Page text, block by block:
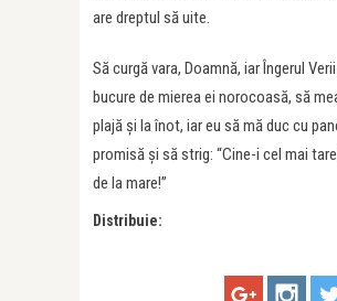
are dreptul să uite.
Să curgă vara, Doamnă, iar Îngerul
bucure de mierea ei norocoasă, să
plajă şi la înot, iar eu să mă duc cu
promisă şi să strig: “Cine-i cel mai
de la mare!”
Distribuie: